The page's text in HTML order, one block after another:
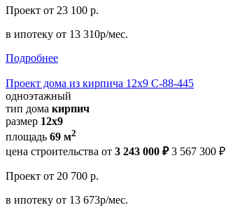
Проект от 23 100 р.
в ипотеку от 13 310р/мес.
Подробнее
Проект дома из кирпича 12х9 С-88-445
одноэтажный
тип дома кирпич
размер 12х9
площадь 69 м2
цена строительства от 3 243 000 ₽ 3 567 300 ₽
Проект от 20 700 р.
в ипотеку от 13 673р/мес.